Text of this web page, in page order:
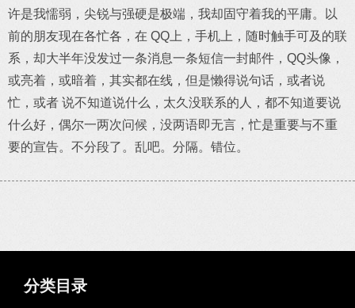
许是我懦弱，尖锐与强硬是极端，我却固守着我的平庸。以
前的朋友现在各忙各，在 QQ上，手机上，随时触手可及的联
系，却大半年没发过一条消息一条短信一封邮件，QQ头像，
或亮着，或暗着，其实都在线，但是懒得说句话，或者说
忙，或者 说不知道说什么，太久没联系的人，都不知道要说
什么好，偶尔一两次问候，没两语即无言，忙是重要与不重
要的宣告。不分段了。乱吧。分隔。错位。
分类目录